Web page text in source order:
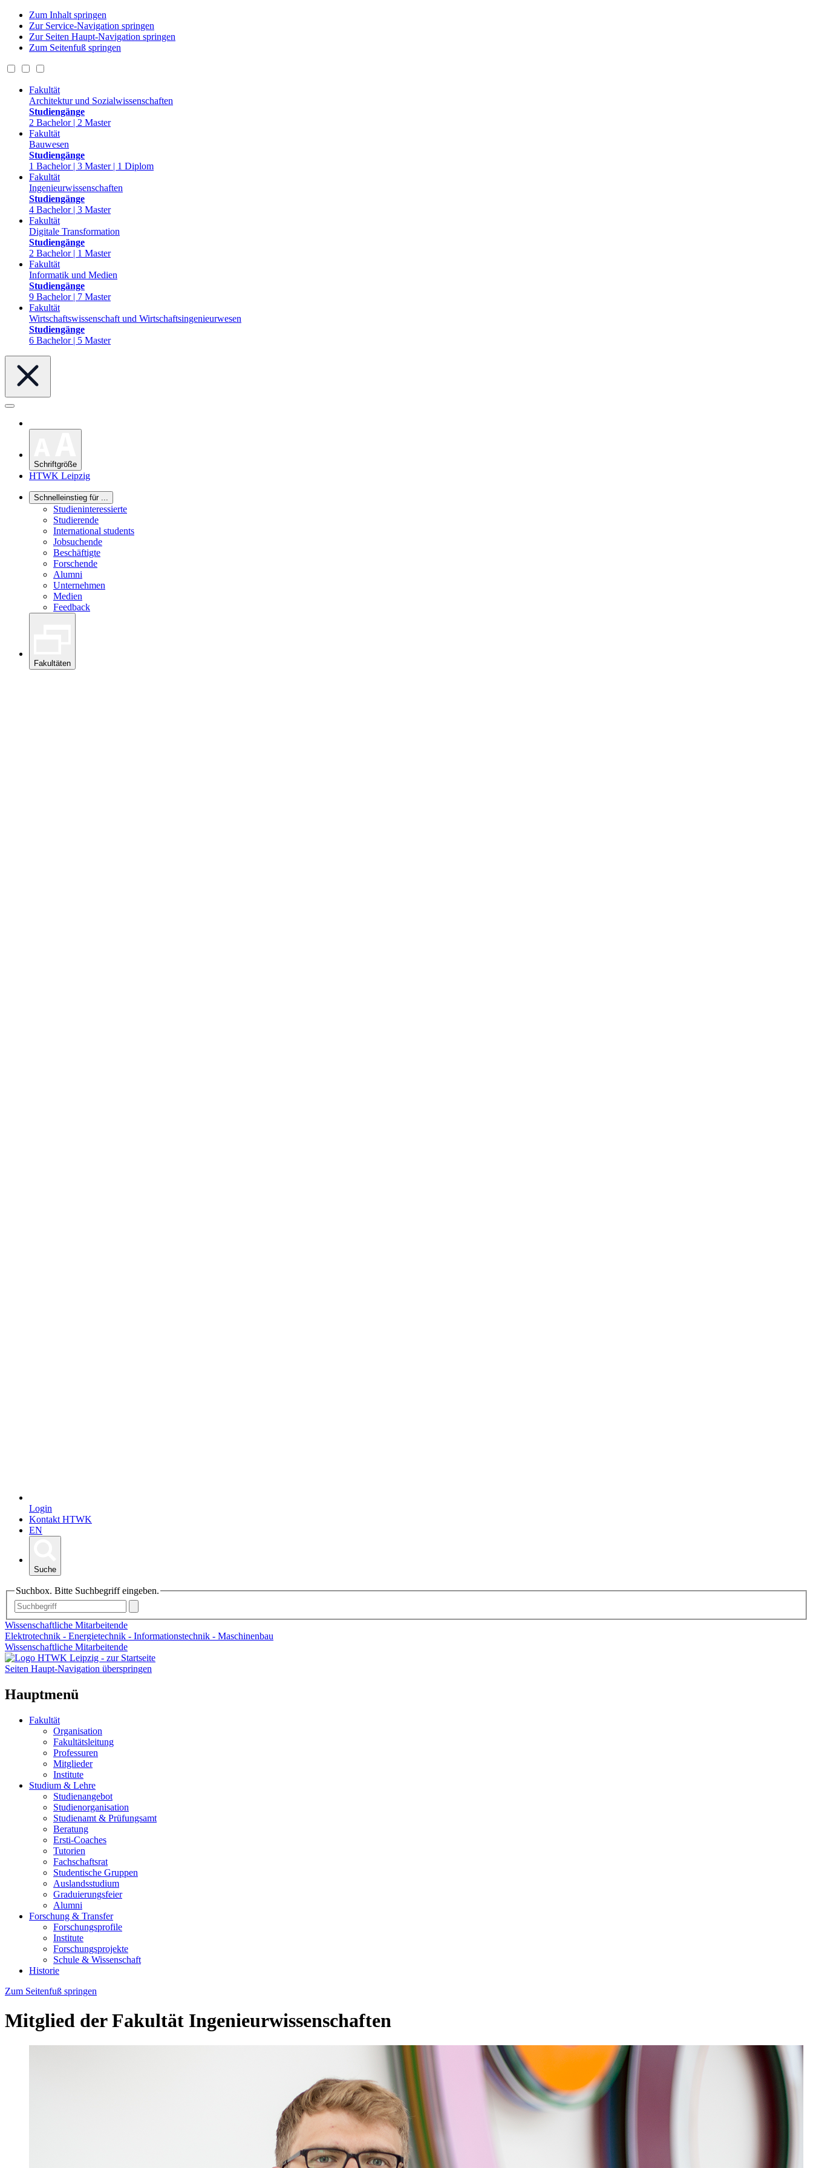
Zum Inhalt springen
Zur Service-Navigation springen
Zur Seiten Haupt-Navigation springen
Zum Seitenfuß springen
Fakultät
Architektur und Sozialwissenschaften
Studiengänge
2 Bachelor | 2 Master
Fakultät
Bauwesen
Studiengänge
1 Bachelor | 3 Master | 1 Diplom
Fakultät
Ingenieurwissenschaften
Studiengänge
4 Bachelor | 3 Master
Fakultät
Digitale Transformation
Studiengänge
2 Bachelor | 1 Master
Fakultät
Informatik und Medien
Studiengänge
9 Bachelor | 7 Master
Fakultät
Wirtschaftswissenschaft und Wirtschaftsingenieurwesen
Studiengänge
6 Bachelor | 5 Master
Schriftgröße
HTWK Leipzig
Schnelleinstieg für ...
Studieninteressierte
Studierende
International students
Jobsuchende
Beschäftigte
Forschende
Alumni
Unternehmen
Medien
Feedback
Fakultäten
Login
Kontakt HTWK
EN
Suche
Suchbox. Bitte Suchbegriff eingeben.
Wissenschaftliche Mitarbeitende
Elektrotechnik - Energietechnik - Informationstechnik - Maschinenbau
Wissenschaftliche Mitarbeitende
Seiten Haupt-Navigation überspringen
Hauptmenü
Fakultät
Organisation
Fakultätsleitung
Professuren
Mitglieder
Institute
Studium & Lehre
Studienangebot
Studienorganisation
Studienamt & Prüfungsamt
Beratung
Ersti-Coaches
Tutorien
Fachschaftsrat
Studentische Gruppen
Auslandsstudium
Graduierungsfeier
Alumni
Forschung & Transfer
Forschungsprofile
Institute
Forschungsprojekte
Schule & Wissenschaft
Historie
Zum Seitenfuß springen
Mitglied der Fakultät Ingenieurwissenschaften